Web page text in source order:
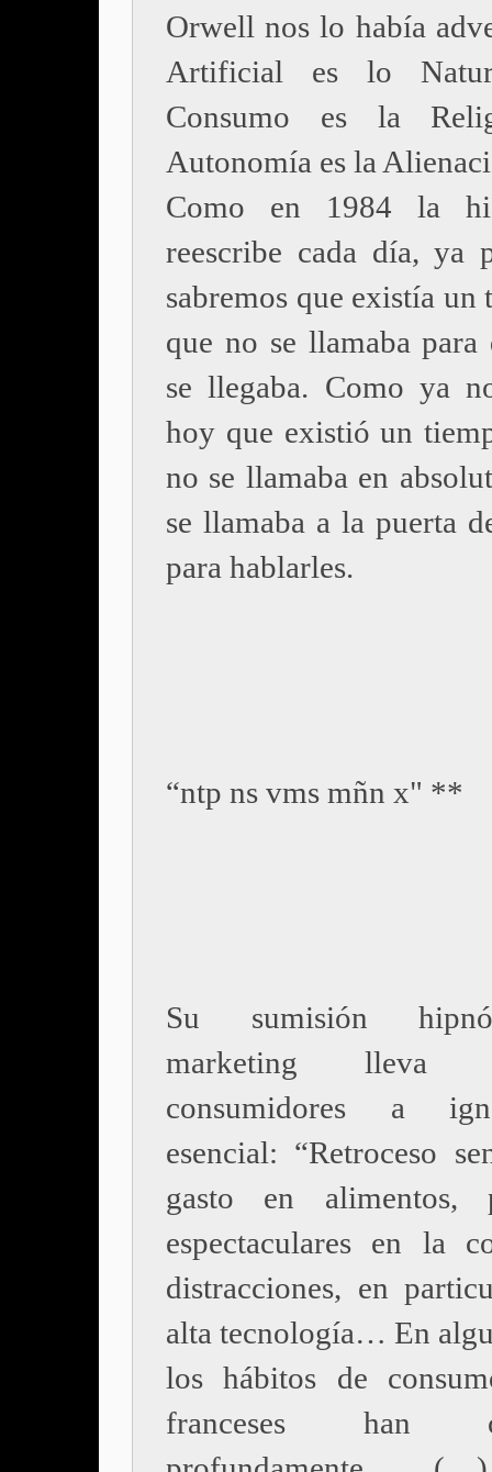
Orwell nos lo había
Artificial es lo
Consumo es la
Autonomía es la
Como en 1984 la
reescribe cada día, ya
sabremos que existía un
que no se llamaba para
se llegaba. Como ya
hoy que existió un
no se llamaba en
se llamaba a la puerta
para hablarles.
“ntp ns vms mñn x" **
Su sumisión
marketing
consumidores a
esencial: “Retroceso
gasto en alimentos,
espectaculares en la
distracciones, en
alta tecnología… En
los hábitos de
franceses han